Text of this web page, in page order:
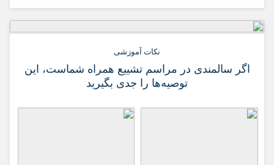
نکات آموزشی
اگر سالمندی در مراسم تشییع همراه شماست، این
توصیه‌ها را جدی بگیرید